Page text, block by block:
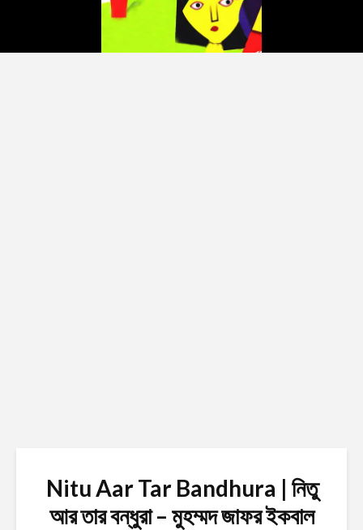
Nitu Aar Tar Bandhura | নিতু
আর তার বন্ধুরা – মুহম্মদ জাফর ইকবাল